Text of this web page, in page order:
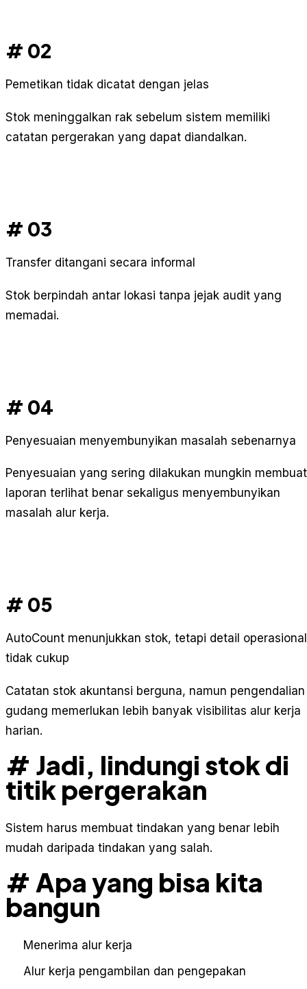
# 02
Pemetikan tidak dicatat dengan jelas
Stok meninggalkan rak sebelum sistem memiliki
catatan pergerakan yang dapat diandalkan.
# 03
Transfer ditangani secara informal
Stok berpindah antar lokasi tanpa jejak audit yang
memadai.
# 04
Penyesuaian menyembunyikan masalah sebenarnya
Penyesuaian yang sering dilakukan mungkin membuat
laporan terlihat benar sekaligus menyembunyikan
masalah alur kerja.
# 05
AutoCount menunjukkan stok, tetapi detail operasional
tidak cukup
Catatan stok akuntansi berguna, namun pengendalian
gudang memerlukan lebih banyak visibilitas alur kerja
harian.
# Jadi, lindungi stok di
titik pergerakan
Sistem harus membuat tindakan yang benar lebih
mudah daripada tindakan yang salah.
# Apa yang bisa kita
bangun
Menerima alur kerja
Alur kerja pengambilan dan pengepakan